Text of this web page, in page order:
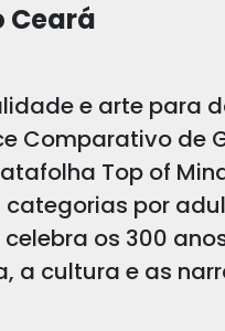
Ceará
e arte para
Comparativo de
Top of
por
os 300
a cultura e as